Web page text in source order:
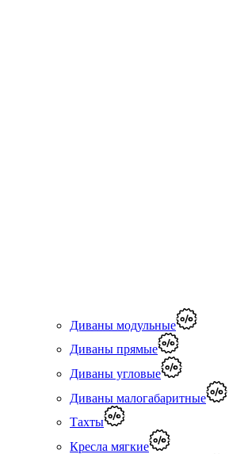
Диваны модульные
Диваны прямые
Диваны угловые
Диваны малогабаритные
Тахты
Кресла мягкие